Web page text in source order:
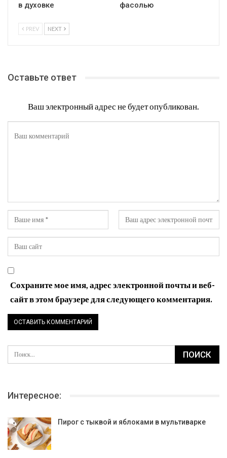
в духовке
фасолью
PREV NEXT
Оставьте ответ
Ваш электронный адрес не будет опубликован.
Сохраните мое имя, адрес электронной почты и веб-
сайт в этом браузере для следующего комментария.
Интересное:
Пирог с тыквой и яблоками в мультиварке